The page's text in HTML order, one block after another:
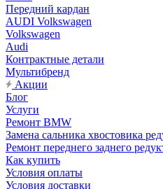
Передний кардан
AUDI Volkswagen
Volkswagen
Audi
Контрактные детали
Мультибренд
Акции
Блог
Услуги
Ремонт BMW
Замена сальника хвостовика
Ремонт переднего заднего
Как купить
Условия оплаты
Условия доставки